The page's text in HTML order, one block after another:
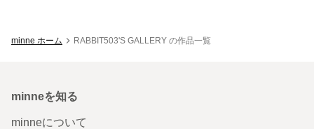
minne ホーム RABBIT503'S GALLERY の作品一覧
minneを知る
minneについて